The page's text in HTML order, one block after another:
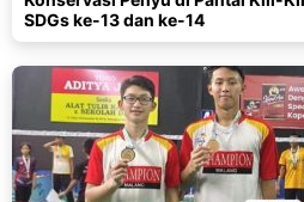
SDGs ke-13 dan ke-14